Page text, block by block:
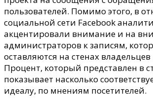
пользователей. Помимо этого, в
социальной сети Facebook
акцентировали внимание и на
администраторов к записям,
оставляются на стенах
Процент, который представлен в
показывает насколько
идеалу, по мнениям посетителей.